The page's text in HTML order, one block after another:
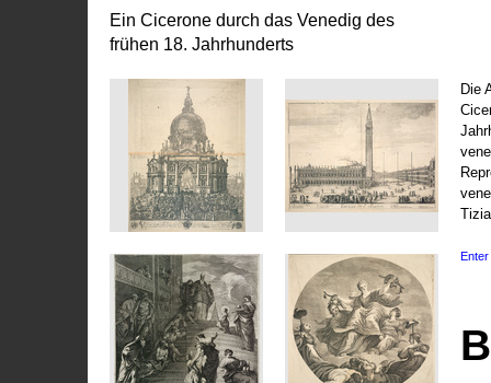
Ein Cicerone durch das Venedig des
frühen 18. Jahrhunderts
Die
Enter